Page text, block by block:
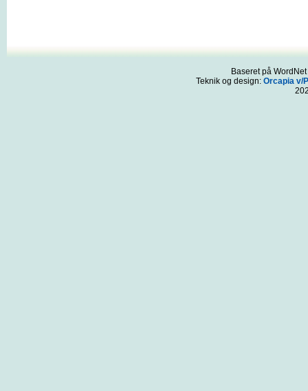
Baseret på
Teknik og design: Orcapia v/